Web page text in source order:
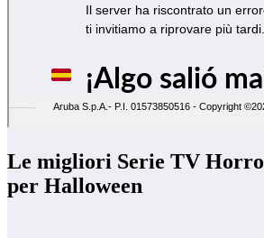
Le migliori Serie TV
per Halloween